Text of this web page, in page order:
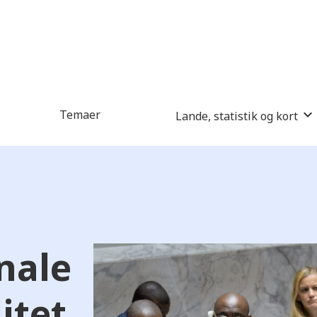
Temaer Lande, statistik og kort